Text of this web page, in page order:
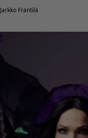
Jarkko Fräntilä